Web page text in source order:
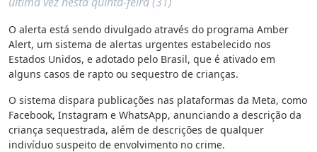
O alerta está sendo divulgado através do programa Amber
Alert, um sistema de alertas urgentes estabelecido nos
Estados Unidos, e adotado pelo Brasil, que é ativado em
alguns casos de rapto ou sequestro de crianças.
O sistema dispara publicações nas plataformas da Meta, como
Facebook, Instagram e WhatsApp, anunciando a descrição da
criança sequestrada, além de descrições de qualquer
indivíduo suspeito de envolvimento no crime.